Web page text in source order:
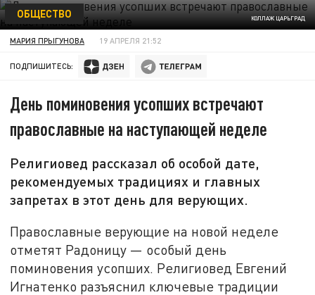
КОЛЛАЖ ЦАРЬГРАД
ОБЩЕСТВО
МАРИЯ ПРЫГУНОВА 19 АПРЕЛЯ 21:52
ПОДПИШИТЕСЬ:
День поминовения усопших встречают
православные на наступающей неделе
Религиовед рассказал об особой дате,
рекомендуемых традициях и главных
запретах в этот день для верующих.
Православные верующие на новой неделе
отметят Радоницу — особый день
поминовения усопших. Религиовед Евгений
Игнатенко разъяснил ключевые традиции